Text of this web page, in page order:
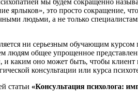
ярлыков», это просто сокращение,
людьми, а не только
ни серьезным обучающим
общее упрощенное
и каким оно может быть, чтобы
консультации или курса
статьи «Консультация психолога: